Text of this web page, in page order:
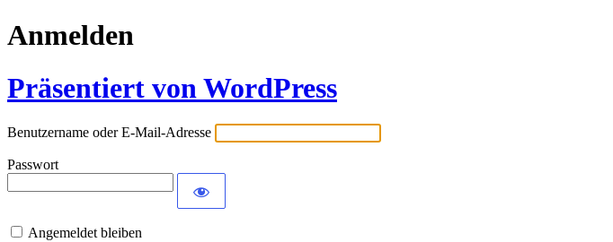
Anmelden
Präsentiert von WordPress
Benutzername oder E-Mail-Adresse
Passwort
Angemeldet bleiben